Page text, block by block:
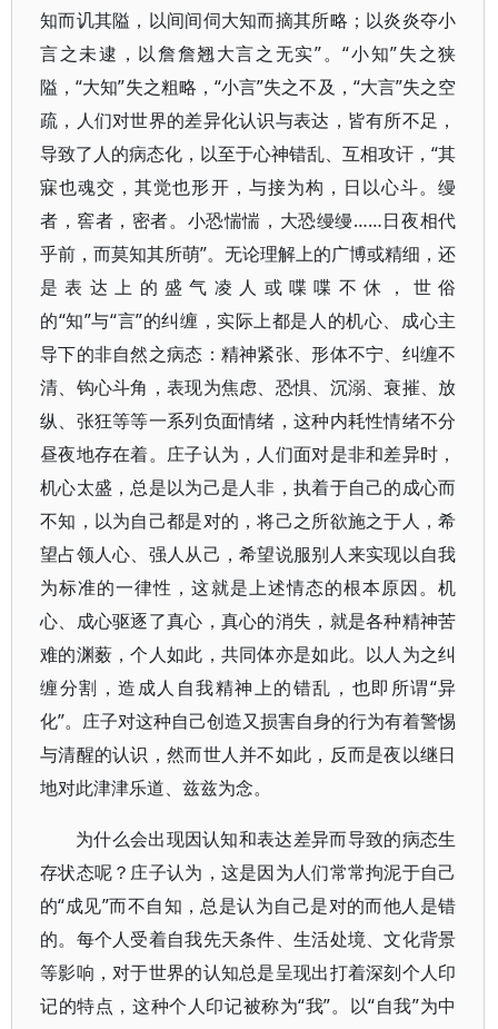
知而讥其隘，以间间伺大知而摘其所略；以炎炎夺小
言之未逮，以詹詹翘大言之无实”。“小知”失之狭
隘，“大知”失之粗略，“小言”失之不及，“大言”失之空
疏，人们对世界的差异化认识与表达，皆有所不足，
导致了人的病态化，以至于心神错乱、互相攻讦，“其
寐也魂交，其觉也形开，与接为构，日以心斗。缦
者，窖者，密者。小恐惴惴，大恐缦缦……日夜相代
乎前，而莫知其所萌”。无论理解上的广博或精细，还
是表达上的盛气凌人或喋喋不休，世俗
的“知”与“言”的纠缠，实际上都是人的机心、成心主
导下的非自然之病态：精神紧张、形体不宁、纠缠不
清、钩心斗角，表现为焦虑、恐惧、沉溺、衰摧、放
纵、张狂等等一系列负面情绪，这种内耗性情绪不分
昼夜地存在着。庄子认为，人们面对是非和差异时，
机心太盛，总是以为己是人非，执着于自己的成心而
不知，以为自己都是对的，将己之所欲施之于人，希
望占领人心、强人从己，希望说服别人来实现以自我
为标准的一律性，这就是上述情态的根本原因。机
心、成心驱逐了真心，真心的消失，就是各种精神苦
难的渊薮，个人如此，共同体亦是如此。以人为之纠
缠分割，造成人自我精神上的错乱，也即所谓“异
化”。庄子对这种自己创造又损害自身的行为有着警惕
与清醒的认识，然而世人并不如此，反而是夜以继日
地对此津津乐道、兹兹为念。
为什么会出现因认知和表达差异而导致的病态生
存状态呢？庄子认为，这是因为人们常常拘泥于自己
的“成见”而不自知，总是认为自己是对的而他人是错
的。每个人受着自我先天条件、生活处境、文化背景
等影响，对于世界的认知总是呈现出打着深刻个人印
记的特点，这种个人印记被称为“我”。以“自我”为中